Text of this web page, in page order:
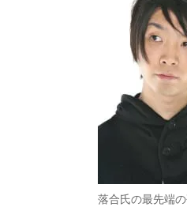
落合氏の最先端